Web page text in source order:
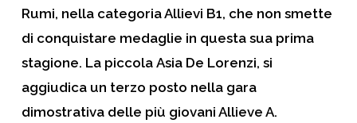
Rumi, nella categoria Allievi B1, che non smette
di conquistare medaglie in questa sua prima
stagione. La piccola Asia De Lorenzi, si
aggiudica un terzo posto nella gara
dimostrativa delle più giovani Allieve A.